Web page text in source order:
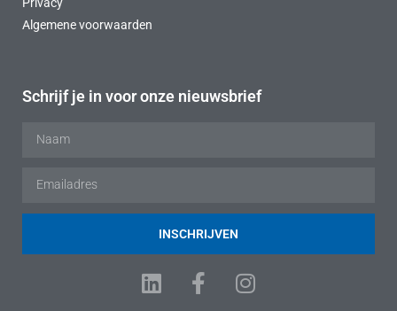
Algemene voorwaarden
Schrijf je in voor onze nieuwsbrief
INSCHRIJVEN